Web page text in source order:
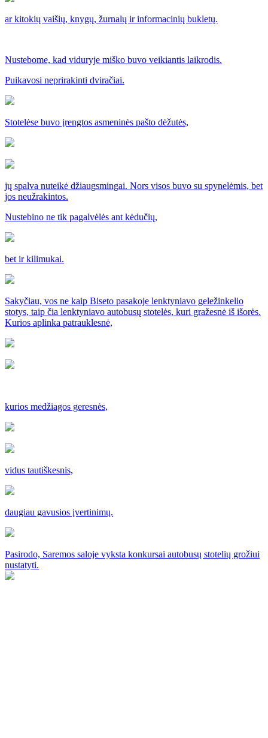
ar kitokių vaišių, knygų, žurnalų ir informacinių bukletų.
Nustebome, kad viduryje miško buvo veikiantis laikrodis.
Puikavosi neprirakinti dviračiai.
Stotelėse buvo įrengtos asmeninės pašto dėžutės,
jų spalva nuteikė džiaugsmingai. Nors visos buvo su spynelėmis, bet
jos neužrakintos.
Nustebino ne tik pagalvėlės ant kėdučių,
bet ir kilimukai.
Sakyčiau, vos ne kaip Biseto pasakoje lenktyniavo geležinkelio
stotys, taip čia lenktyniavo autobusų stotelės, kuri gražesnė iš išorės.
Kurios aplinka patrauklesnė,
kurios medžiagos geresnės,
vidus tautiškesnis,
daugiau gavusios įvertinimų.
Pasirodo, Saremos saloje vyksta konkursai autobusų stotelių grožiui
nustatyti.